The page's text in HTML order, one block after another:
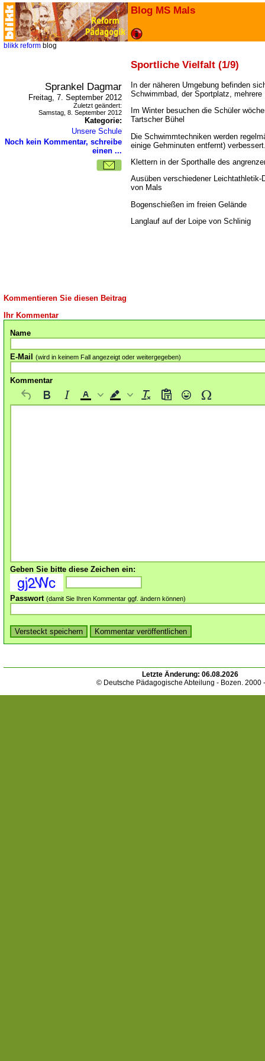
Blog MS Mals
blikk reform blog
Sportliche Vielfalt (1/9)
Sprankel Dagmar
Freitag, 7. September 2012
Zuletzt geändert:
Samstag, 8. September 2012
Kategorie:
Unsere Schule
Noch kein Kommentar, schreibe
einen ...
In der näheren Umgebung befinden
Schwimmbad, der Sportplatz, mehrere
Im Winter besuchen die Schüler
Tartscher Bühel
Die Schwimmtechniken werden
einige Gehminuten entfernt)
Klettern in der Sporthalle des
Ausüben verschiedener
von Mals
Bogenschießen im freien Gelände
Langlauf auf der Loipe von Schlinig
Kommentieren Sie diesen Beitrag
Ihr Kommentar
Name
E-Mail (wird in keinem Fall angezeigt oder weitergegeben)
Kommentar
Geben Sie bitte diese Zeichen ein:
Passwort (damit Sie Ihren Kommentar ggf. ändern können)
Letzte Änderung: 06.08.2026
© Deutsche Pädagogische Abteilung - Bozen. 2000